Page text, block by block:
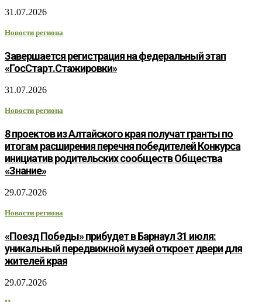
31.07.2026
Новости региона
Завершается регистрация на федеральный этап
«ГосСтарт.Стажировки»
31.07.2026
Новости региона
8 проектов из Алтайского края получат гранты по
итогам расширения перечня победителей Конкурса
инициатив родительских сообществ Общества
«Знание»
29.07.2026
Новости региона
«Поезд Победы» прибудет в Барнаул 31 июля:
уникальный передвижной музей откроет двери для
жителей края
29.07.2026